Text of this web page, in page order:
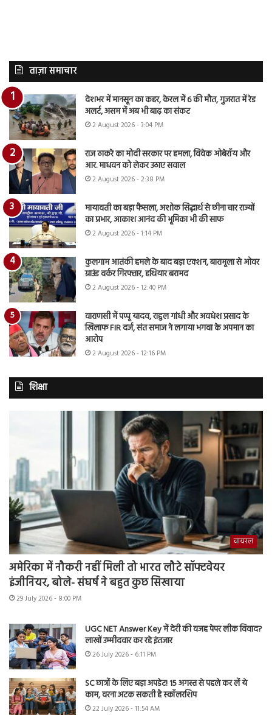
ताज़ा समाचार
देशभर में मानसून का कहर, केरल में 6 की मौत, गुजरात में रेड
अलर्ट, असम में अब भी बाढ़ का संकट
2 August 2026 - 3:04 PM
राज ठाकरे का मोदी सरकार पर हमला, विवेक ओबेरॉय और
आर. माधवन को लेकर उठाए सवाल
2 August 2026 - 2:38 PM
मायावती का बड़ा फैसला, अशोक सिद्धार्थ से छीना चार राज्यों
का प्रभार, आकाश आनंद की भूमिका भी की साफ
2 August 2026 - 1:14 PM
कुलगाम आतंकी हमले के बाद बड़ा एक्शन, बारामूला से ओवर
ग्राउंड वर्कर गिरफ्तार, हथियार बरामद
2 August 2026 - 12:40 PM
वाराणसी में पप्पू यादव, राहुल गांधी और अवधेश प्रसाद के
खिलाफ FIR दर्ज, संत समाज ने लगाया भगवा के अपमान का
आरोप
2 August 2026 - 12:16 PM
शिक्षा
वायरल
अमेरिका में नौकरी नहीं मिली तो भारत लौटे सॉफ्टवेयर
इंजीनियर, बोले- संघर्ष ने बहुत कुछ सिखाया
29 July 2026 - 8:00 PM
UGC NET Answer Key में देरी की वजह पेपर लीक विवाद?
लाखों उम्मीदवार कर रहे इंतजार
26 July 2026 - 6:11 PM
SC छात्रों के लिए बड़ा अपडेट! 15 अगस्त से पहले कर लें ये
काम, वरना अटक सकती है स्कॉलरशिप
22 July 2026 - 11:54 AM